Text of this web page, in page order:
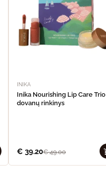
INIKA
Inika Nourishing Lip Care Trio
dovanų rinkinys
€ 39.20€49.00